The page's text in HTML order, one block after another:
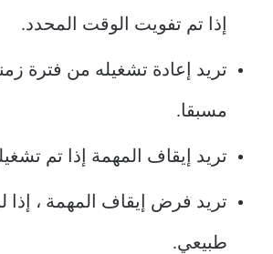
إذا تم تفويت الوقت المحدد.
تريد إعادة تشغيله من فترة
مسبقا.
تريد إيقاف المهمة إذا تم
تريد فرض إيقاف المهمة ،
طبيعي.